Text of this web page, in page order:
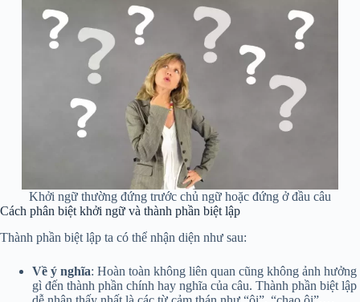
Khởi ngữ thường đứng trước chủ ngữ hoặc đứng ở đầu câu
Cách phân biệt khởi ngữ và thành phần biệt lập
Thành phần biệt lập ta có thể nhận diện như sau:
Về ý nghĩa: Hoàn toàn không liên quan cũng không ảnh hưởng
gì đến thành phần chính hay nghĩa của câu. Thành phần biệt lập